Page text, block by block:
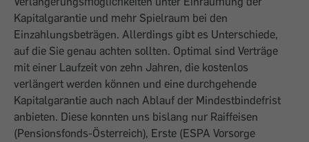
Kapitalgarantie und mehr Spielraum bei den
Einzahlungsbeträgen. Allerdings gibt es Unterschiede,
auf die Sie genau achten sollten. Optimal sind Verträge
mit einer Laufzeit von zehn Jahren, die kostenlos
verlängert werden können und eine durchgehende
Kapitalgarantie auch nach Ablauf der Mindestbindefrist
anbieten. Diese konnten uns bislang nur Raiffeisen
(Pensionsfonds-Österreich), Erste (ESPA Vorsorge